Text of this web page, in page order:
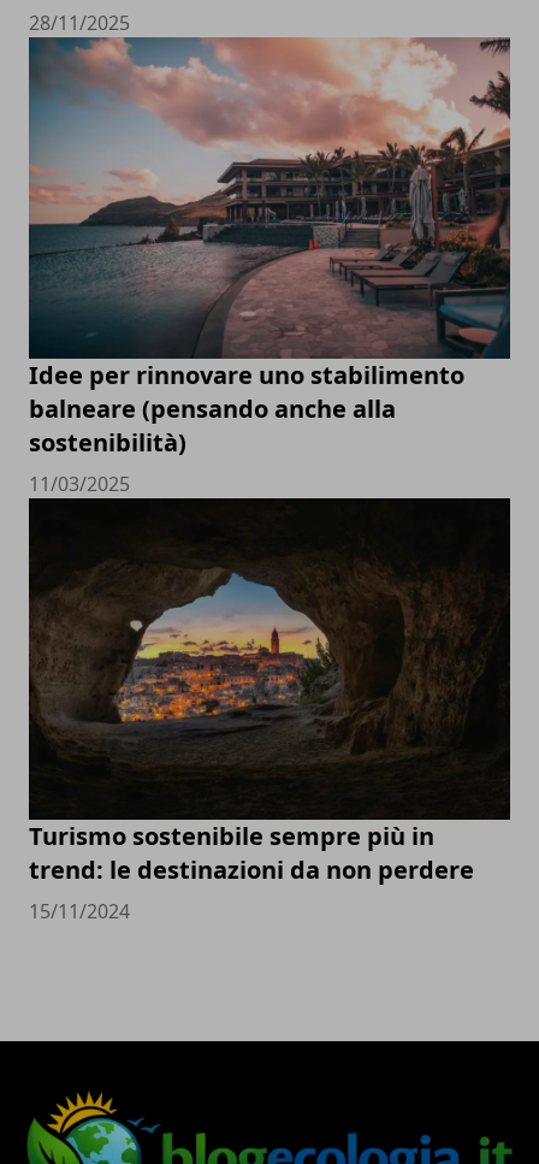
28/11/2025
Idee per rinnovare uno stabilimento
balneare (pensando anche alla
sostenibilità)
11/03/2025
Turismo sostenibile sempre più in
trend: le destinazioni da non perdere
15/11/2024